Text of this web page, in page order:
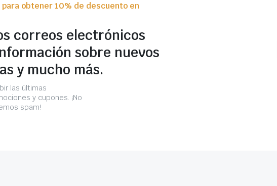
obtener 10% de descuento en
correos electrónicos
sobre nuevos
y mucho más.
las últimas
y cupones. ¡No
spam!